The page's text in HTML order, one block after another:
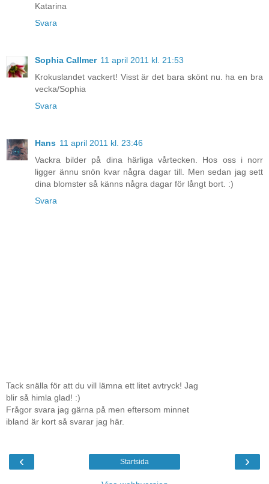
Katarina
Svara
Sophia Callmer 11 april 2011 kl. 21:53
Krokuslandet vackert! Visst är det bara skönt nu. ha en bra
vecka/Sophia
Svara
Hans 11 april 2011 kl. 23:46
Vackra bilder på dina härliga vårtecken. Hos oss i norr
ligger ännu snön kvar några dagar till. Men sedan jag sett
dina blomster så känns några dagar för långt bort. :)
Svara
Tack snälla för att du vill lämna ett litet avtryck! Jag
blir så himla glad! :)
Frågor svara jag gärna på men eftersom minnet
ibland är kort så svarar jag här.
‹ ›
Startsida